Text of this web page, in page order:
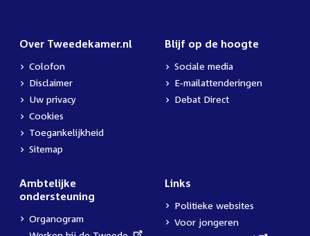
Over Tweedekamer.nl
Colofon
Disclaimer
Uw privacy
Cookies
Toegankelijkheid
Sitemap
Blijf op de hoogte
Sociale media
E-mailattenderingen
Debat Direct
Ambtelijke
ondersteuning
Organogram
Links
Politieke websites
Voor jongeren